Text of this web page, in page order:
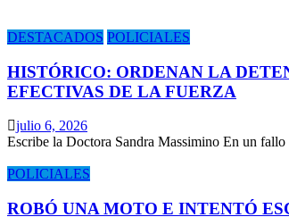
DESTACADOS POLICIALES
HISTÓRICO: ORDENAN LA
EFECTIVAS DE LA FUERZA
julio 6, 2026
Escribe la Doctora Sandra Massimino En un
POLICIALES
ROBÓ UNA MOTO E INTENTÓ